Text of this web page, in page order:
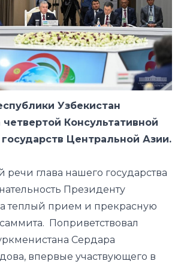
Узбекистан
Консультативной
государств Центральной Азии.
речи глава нашего государства
Президенту
теплый прием и прекрасную
Поприветствовал
Сердара
впервые участвующего в